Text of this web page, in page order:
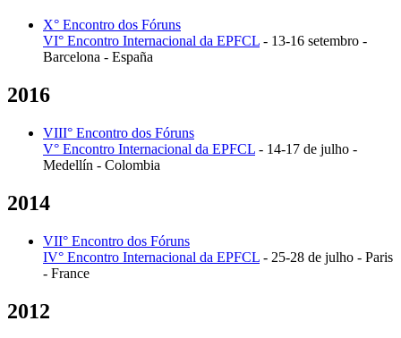
X° Encontro dos Fóruns
VI° Encontro Internacional da EPFCL - 13-16 setembro -
Barcelona - España
2016
VIII° Encontro dos Fóruns
V° Encontro Internacional da EPFCL - 14-17 de julho -
Medellín - Colombia
2014
VII° Encontro dos Fóruns
IV° Encontro Internacional da EPFCL - 25-28 de julho - Paris
- France
2012